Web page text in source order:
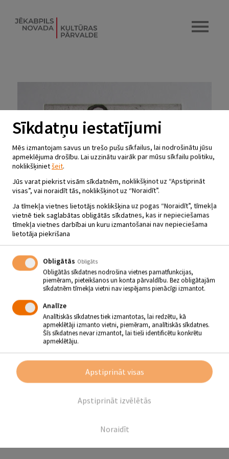
IZSTĀDE “TRĪS URTĀNI”
Sīkdatņu iestatījumi
Mēs izmantojam savus un trešo pušu sīkfailus, lai nodrošinātu jūsu
apmeklējuma drošību. Lai uzzinātu vairāk par mūsu sīkfailu politiku,
noklikšķinietšeit.
Jūs varat piekrist visām sīkdatnēm, noklikšķinot uz “Apstiprināt
visas”, vai noraidīt tās, noklikšķinot uz “Noraidīt”.
Ja tīmekļa vietnes lietotājs noklikšķina uz pogas “Noraidīt”, tīmekļa
vietnē tiek saglabātas obligātās sīkdatnes, kas ir nepieciešamas
tīmekļa vietnes darbībai un kuru izmantošanai nav nepieciešama
lietotāja piekrišana
Obligātās Obligāts
Obligātās sīkdatnes nodrošina vietnes pamatfunkcijas,
piemēram, pieteikšanos un konta pārvaldību. Bez obligātajām
sīkdatnēm tīmekļa vietni nav iespējams pienācīgi izmantot.
Analīze
Analītiskās sīkdatnes tiek izmantotas, lai redzētu, kā
apmeklētāji izmanto vietni, piemēram, analītiskās sīkdatnes.
Šīs sīkdatnes nevar izmantot, lai tieši identificētu konkrētu
apmeklētāju.
Noraidīt
Apstiprināt izvēlētās
Apstiprināt visas